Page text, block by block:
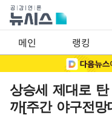
메인 랭킹
상승세 제대로
까[주간 야구전망